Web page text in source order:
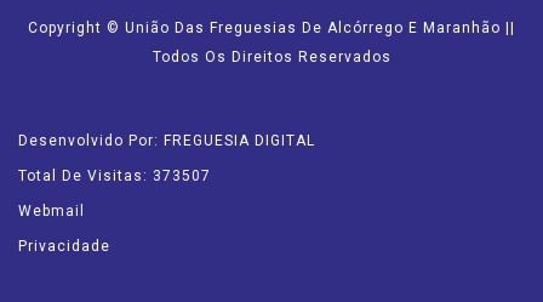
Copyright © União Das Freguesias De Alcórrego E Maranhão ||
Todos Os Direitos Reservados
Desenvolvido Por: FREGUESIA DIGITAL
Total De Visitas: 373507
Webmail
Privacidade